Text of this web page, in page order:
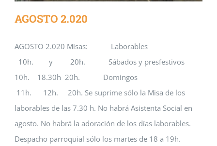
AGOSTO 2.020
AGOSTO 2.020 Misas: Laborables
10h. y 20h. Sábados y presfestivos
10h. 18.30h 20h. Domingos
11h. 12h. 20h. Se suprime sólo la Misa de los
laborables de las 7.30 h. No habrá Asistenta Social en
agosto. No habrá la adoración de los días laborables.
Despacho parroquial sólo los martes de 18 a 19h.